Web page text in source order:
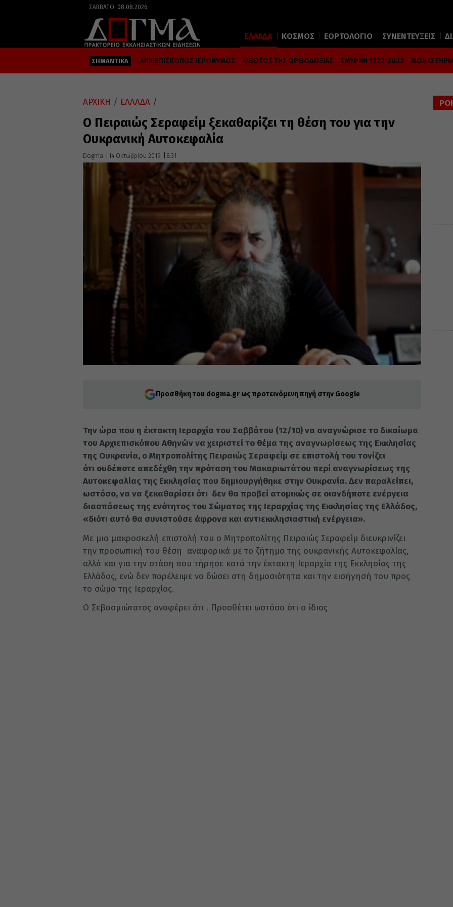
ΣΆΒΒΑΤΟ, 08.08.2026
ΕΛΛΑΔΑ ΚΟΣΜΟΣ ΕΟΡΤΟΛΟΓΙΟ ΣΥΝΕΝΤΕΥΞΕΙΣ
ΣΗΜΑΝΤΙΚΑ ΑΡΧΙΕΠΙΣΚΟΠΟΣ ΙΕΡΩΝΥΜΟΣ ΚΙΒΩΤΟΣ ΤΗΣ ΟΡΘΟΔΟΞΙΑΣ ΣΜΥΡΝΗ 1922-2022
ΑΡΧΙΚΗ / ΕΛΛΑΔΑ /
Ο Πειραιώς Σεραφείμ ξεκαθαρίζει τη θέση του για την
Ουκρανική Αυτοκεφαλία
Dogma 14 Οκτωβρίου 2019 8:31
Προσθήκη του dogma.gr ως προτεινόμενη πηγή στην Google
Την ώρα που η έκτακτη Ιεραρχία του Σαββάτου (12/10) να αναγνώρισε το δικαίωμα
του Αρχιεπισκόπου Αθηνών να χειριστεί το θέμα της αναγνωρίσεως της Εκκλησίας
της Ουκρανία, ο Μητροπολίτης Πειραιώς Σεραφείμ σε επιστολή του τονίζει
ότι ουδέποτε απεδέχθη την πρόταση του Μακαριωτάτου περί αναγνωρίσεως της
Αυτοκεφαλίας της Εκκλησίας που δημιουργήθηκε στην Ουκρανία. Δεν παραλείπει,
ωστόσο, να να ξεκαθαρίσει ότι δεν θα προβεί ατομικώς σε οιανδήποτε ενέργεια
διασπάσεως της ενότητος του Σώματος της Ιεραρχίας της Εκκλησίας της Ελλάδος,
«διότι αυτό θα συνιστούσε άφρονα και αντιεκκλησιαστική ενέργεια».
Με μια μακροσκελή επιστολή του ο Μητροπολίτης Πειραιώς Σεραφείμ διευκρινίζει
την προσωπική του θέση αναφορικά με το ζήτημα της ουκρανικής Αυτοκεφαλίας,
αλλά και για την στάση που τήρησε κατά την έκτακτη Ιεραρχία της Εκκλησίας της
Ελλάδος, ενώ δεν παρέλειψε να δώσει στη δημοσιότητα και την εισήγησή του προς
το σώμα της Ιεραρχίας.
Ο Σεβασμιώτατος αναφέρει ότι . Προσθέτει ωστόσο ότι ο ίδιος